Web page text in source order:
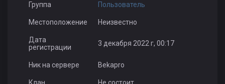
Группа Пользователь
Местоположение Неизвестно
Дата
регистрации
3 декабря 2022 г, 00:17
Ник на сервере Bekapro